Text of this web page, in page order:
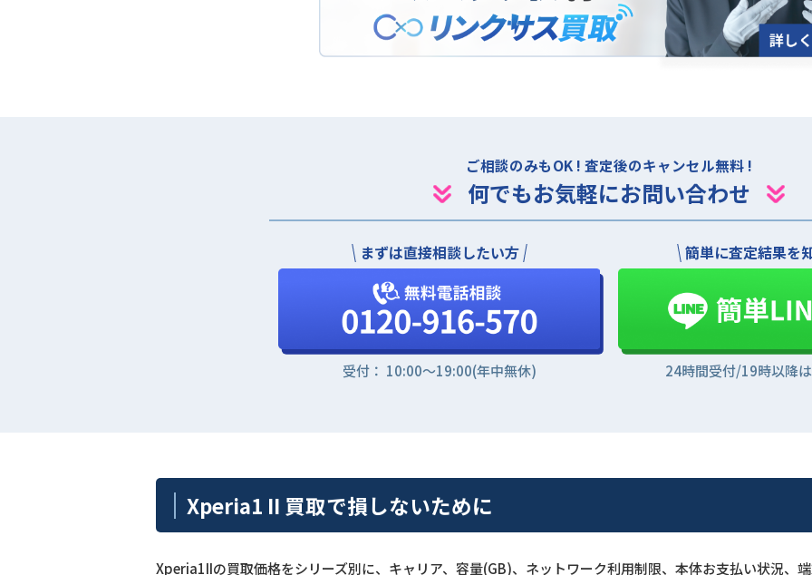
ご相談のみもOK ! 査定後のキャンセル無料 !
何でもお気軽にお問い合わせ
まずは直接相談したい方
受付： 10:00〜19:00(年中無休)
簡単に査定結果を
24時間受付/19時以降
Xperia1 II 買取で損しないために
Xperia1IIの買取価格をシリーズ別に、キャリア、容量(GB)、ネットワーク利用制限、本体お支払い状況、